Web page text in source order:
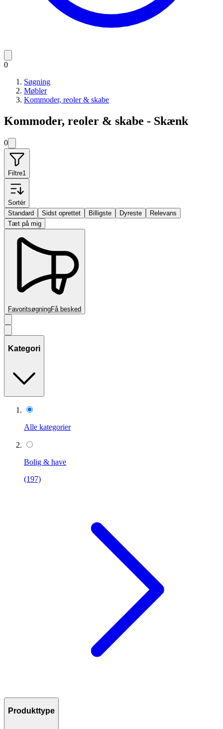
0
Søgning
Møbler
Kommoder, reoler & skabe
Kommoder, reoler & skabe - Skænk
0
Filtre1
Sortér
Standard
Sidst oprettet Billigste Dyreste
Relevans
Tæt på mig
FavoritsøgningFå besked
Kategori
Alle kategorier
Bolig & have
(197)
Produkttype